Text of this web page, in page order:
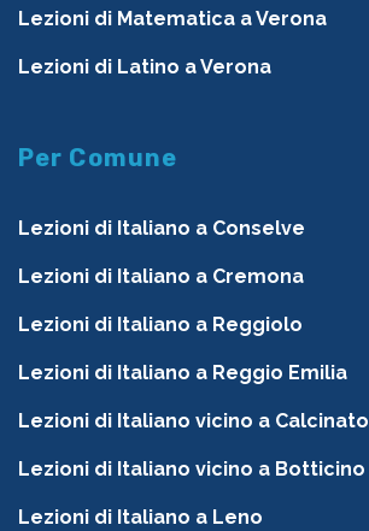
Lezioni di Matematica a Verona
Lezioni di Latino a Verona
Per Comune
Lezioni di Italiano a Conselve
Lezioni di Italiano a Cremona
Lezioni di Italiano a Reggiolo
Lezioni di Italiano a Reggio Emilia
Lezioni di Italiano vicino a Calcinato
Lezioni di Italiano vicino a Botticino
Lezioni di Italiano a Leno